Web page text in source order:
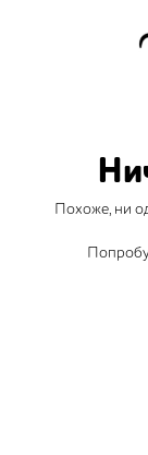
Похоже, ни